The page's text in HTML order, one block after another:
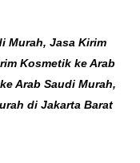
Murah, Jasa Kirim
Kosmetik ke Arab
Arab Saudi Murah,
di Jakarta Barat